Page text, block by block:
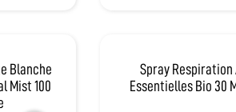
Blanche
Mist 100
Spray Respiration
Essentielles Bio 30